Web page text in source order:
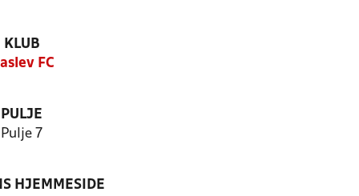
KLUB
FC
PULJE
Pulje 7
HJEMMESIDE